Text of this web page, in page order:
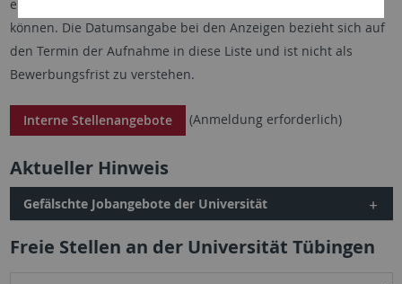
erhoben, da nur gemeldete Stellen aufgenommen werden
können. Die Datumsangabe bei den Anzeigen bezieht sich auf
den Termin der Aufnahme in diese Liste und ist nicht als
Bewerbungsfrist zu verstehen.
Interne Stellenangebote (Anmeldung erforderlich)
Aktueller Hinweis
Gefälschte Jobangebote der Universität
Freie Stellen an der Universität Tübingen